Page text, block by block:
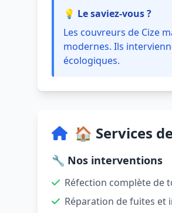
💡 Le saviez-vous ?
Les couvreurs de Cize
modernes. Ils
écologiques.
🏠 Services
🔧 Nos interventions
Réfection complète de
Réparation de fuites et